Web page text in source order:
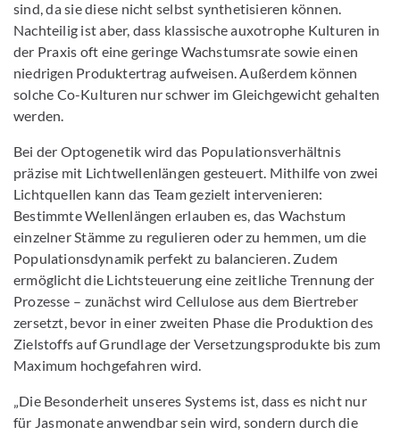
sind, da sie diese nicht selbst synthetisieren können.
Nachteilig ist aber, dass klassische auxotrophe Kulturen in
der Praxis oft eine geringe Wachstumsrate sowie einen
niedrigen Produktertrag aufweisen. Außerdem können
solche Co-Kulturen nur schwer im Gleichgewicht gehalten
werden.
Bei der Optogenetik wird das Populationsverhältnis
präzise mit Lichtwellenlängen gesteuert. Mithilfe von zwei
Lichtquellen kann das Team gezielt intervenieren:
Bestimmte Wellenlängen erlauben es, das Wachstum
einzelner Stämme zu regulieren oder zu hemmen, um die
Populationsdynamik perfekt zu balancieren. Zudem
ermöglicht die Lichtsteuerung eine zeitliche Trennung der
Prozesse – zunächst wird Cellulose aus dem Biertreber
zersetzt, bevor in einer zweiten Phase die Produktion des
Zielstoffs auf Grundlage der Versetzungsprodukte bis zum
Maximum hochgefahren wird.
„Die Besonderheit unseres Systems ist, dass es nicht nur
für Jasmonate anwendbar sein wird, sondern durch die